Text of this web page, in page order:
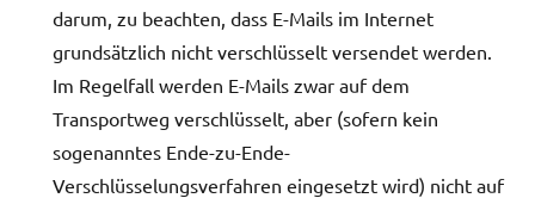
darum, zu beachten, dass E-Mails im Internet
grundsätzlich nicht verschlüsselt versendet werden.
Im Regelfall werden E-Mails zwar auf dem
Transportweg verschlüsselt, aber (sofern kein
sogenanntes Ende-zu-Ende-
Verschlüsselungsverfahren eingesetzt wird) nicht auf